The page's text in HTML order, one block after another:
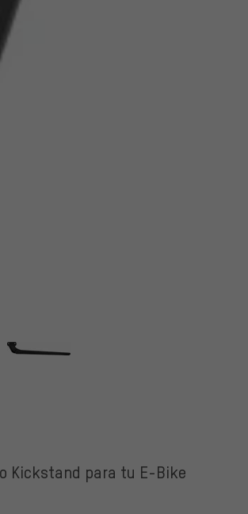
Kickstand para tu E-Bike